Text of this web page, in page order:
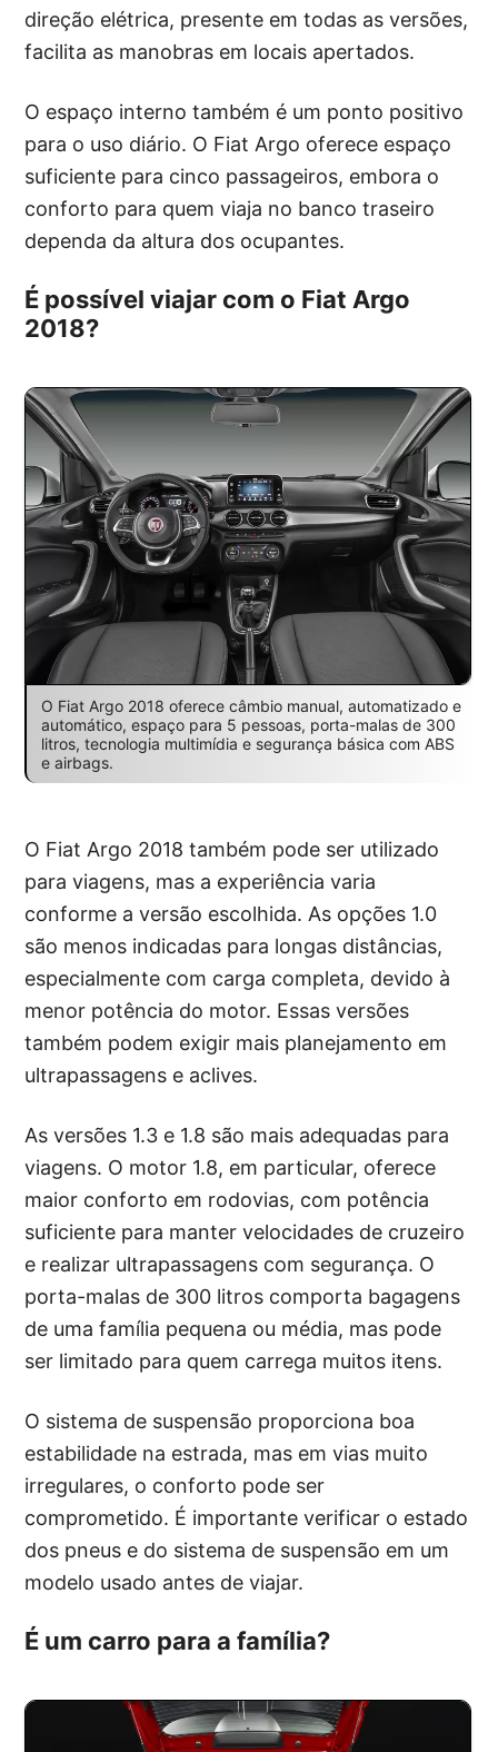
direção elétrica, presente em todas as versões,
facilita as manobras em locais apertados.
O espaço interno também é um ponto positivo
para o uso diário. O Fiat Argo oferece espaço
suficiente para cinco passageiros, embora o
conforto para quem viaja no banco traseiro
dependa da altura dos ocupantes.
É possível viajar com o Fiat Argo
2018?
O Fiat Argo 2018 oferece câmbio manual, automatizado e
automático, espaço para 5 pessoas, porta-malas de 300
litros, tecnologia multimídia e segurança básica com ABS
e airbags.
O Fiat Argo 2018 também pode ser utilizado
para viagens, mas a experiência varia
conforme a versão escolhida. As opções 1.0
são menos indicadas para longas distâncias,
especialmente com carga completa, devido à
menor potência do motor. Essas versões
também podem exigir mais planejamento em
ultrapassagens e aclives.
As versões 1.3 e 1.8 são mais adequadas para
viagens. O motor 1.8, em particular, oferece
maior conforto em rodovias, com potência
suficiente para manter velocidades de cruzeiro
e realizar ultrapassagens com segurança. O
porta-malas de 300 litros comporta bagagens
de uma família pequena ou média, mas pode
ser limitado para quem carrega muitos itens.
O sistema de suspensão proporciona boa
estabilidade na estrada, mas em vias muito
irregulares, o conforto pode ser
comprometido. É importante verificar o estado
dos pneus e do sistema de suspensão em um
modelo usado antes de viajar.
É um carro para a família?